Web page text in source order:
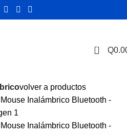
0 Q
volver a productos